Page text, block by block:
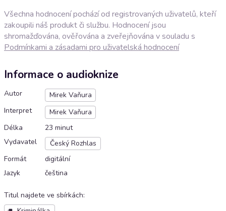
Všechna hodnocení pochází od registrovaných uživatelů, kteří
zakoupili náš produkt či službu. Hodnocení jsou
shromažďována, ověřována a zveřejňována v souladu s
Podmínkami a zásadami pro uživatelská hodnocení
Informace o audioknize
Autor
Mirek Vaňura
Interpret
Mirek Vaňura
Délka
23 minut
Vydavatel
Český Rozhlas
Formát
digitální
Jazyk
čeština
Titul najdete ve sbírkách: